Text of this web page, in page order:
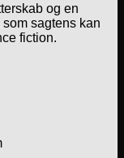
og en
sagtens kan
fiction.